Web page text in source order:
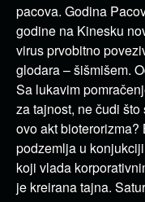
pacova. Godina
godine na Kinesku
virus prvobitno
glodara – šišmišem.
Sa lukavim
za tajnost, ne čudi
ovo akt
podzemlja u
koji vlada
je kreirana tajna.